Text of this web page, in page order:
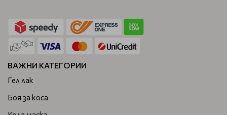
ВАЖНИ КАТЕГОРИИ
Гел лак
Боя за коса